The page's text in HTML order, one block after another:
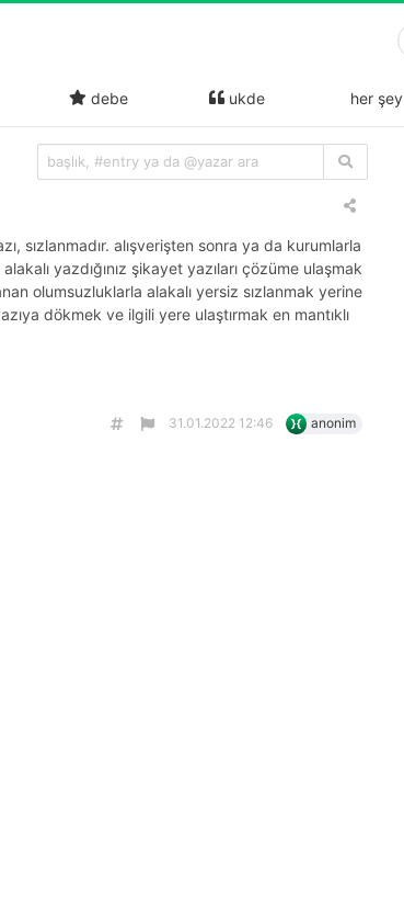
debe ukde her şey
sızlanmadır. alışverişten sonra ya da kurumlarla
yazdığınız şikayet yazıları çözüme ulaşmak
olumsuzluklarla alakalı yersiz sızlanmak yerine
dökmek ve ilgili yere ulaştırmak en mantıklı
31.01.2022 12:46 anonim